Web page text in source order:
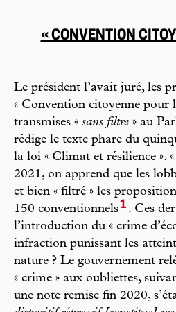
« CONVENTION
Le président l’avait juré, les
« Convention citoyenne pour
transmises « sans filtre » au
rédige le texte phare du
la loi « Climat et résilience ». «
2021, on apprend que les
et bien « filtré » les
150 conventionnels1 . Ces
l’introduction du « crime
infraction punissant les
nature ? Le gouvernement
« crime » aux oubliettes,
une note remise fin 2020,